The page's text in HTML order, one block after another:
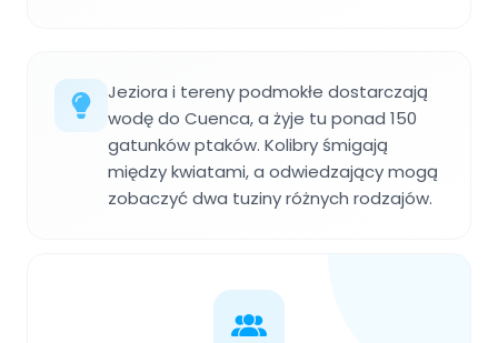
Jeziora i tereny podmokłe dostarczają
wodę do Cuenca, a żyje tu ponad 150
gatunków ptaków. Kolibry śmigają
między kwiatami, a odwiedzający mogą
zobaczyć dwa tuziny różnych rodzajów.